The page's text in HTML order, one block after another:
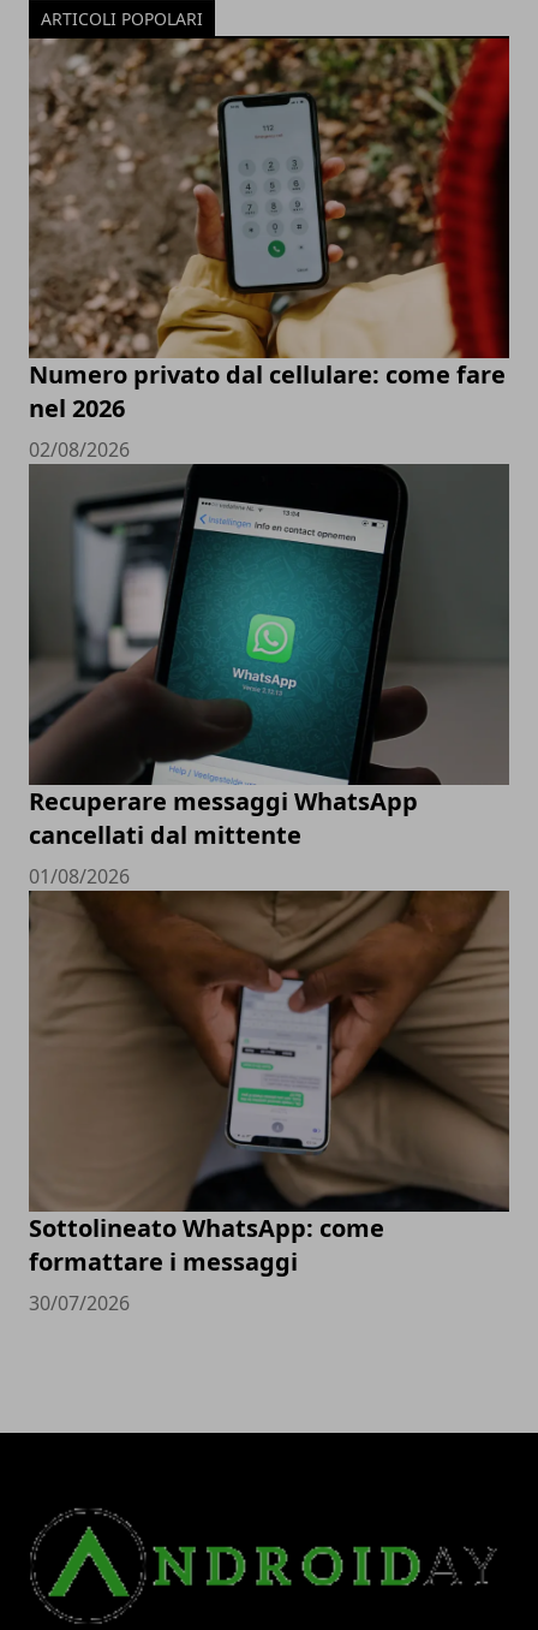
ARTICOLI POPOLARI
Numero privato dal cellulare: come fare
nel 2026
02/08/2026
Recuperare messaggi WhatsApp
cancellati dal mittente
01/08/2026
Sottolineato WhatsApp: come
formattare i messaggi
30/07/2026